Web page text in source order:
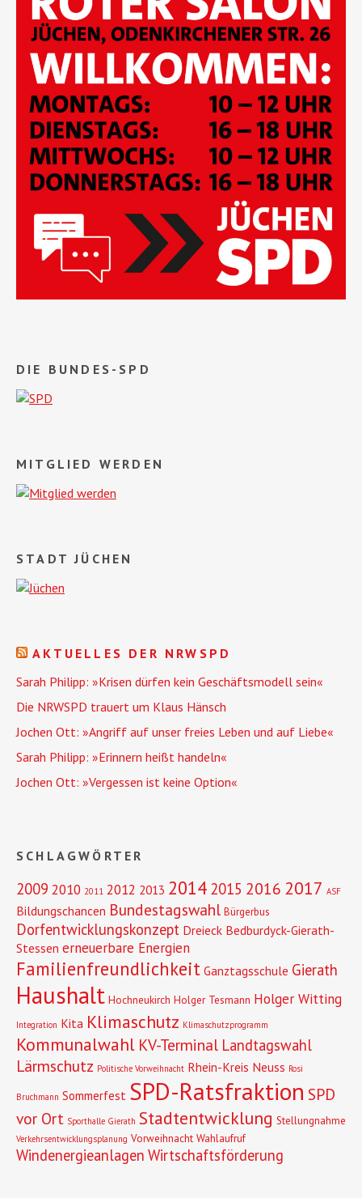
DIE BUNDES-SPD
MITGLIED WERDEN
STADT JÜCHEN
AKTUELLES DER NRWSPD
Sarah Philipp: »Krisen dürfen kein Geschäftsmodell sein«
Die NRWSPD trauert um Klaus Hänsch
Jochen Ott: »Angriff auf unser freies Leben und auf Liebe«
Sarah Philipp: »Erinnern heißt handeln«
Jochen Ott: »Vergessen ist keine Option«
SCHLAGWÖRTER
2009 2010 2011 2012 2013 2014 2015 2016 2017 ASF
Bildungschancen Bundestagswahl Bürgerbus
Dorfentwicklungskonzept Dreieck Bedburdyck-Gierath-
Stessen erneuerbare Energien
Familienfreundlichkeit Ganztagsschule Gierath
Haushalt Hochneukirch Holger Tesmann Holger Witting
Integration Kita Klimaschutz Klimaschutzprogramm
Kommunalwahl KV-Terminal Landtagswahl
Lärmschutz Politische Vorweihnacht Rhein-Kreis Neuss Rosi
Bruchmann Sommerfest SPD-Ratsfraktion SPD
vor Ort Sporthalle Gierath Stadtentwicklung Stellungnahme
Verkehrsentwicklungsplanung Vorweihnacht Wahlaufruf
Windenergieanlagen Wirtschaftsförderung